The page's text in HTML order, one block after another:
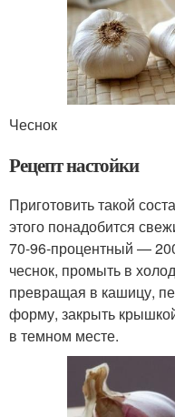
Чеснок
Рецепт настойки
Приготовить такой
этого понадобится
70-96-процентный —
чеснок, промыть в
превращая в кашицу,
форму, закрыть
в темном месте.